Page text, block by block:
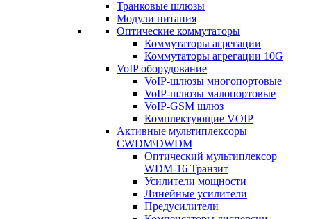
Транковые шлюзы
Модули питания
Оптические коммутаторы
Коммутаторы агрегации
Коммутаторы агрегации 10G
VoIP оборудование
VoIP-шлюзы многопортовые
VoIP-шлюзы малопортовые
VoIP-GSM шлюз
Комплектующие VOIP
Активные мультиплексоры
CWDM\DWDM
Оптический мультиплексор
WDM-16 Транзит
Усилители мощности
Линейные усилители
Предусилители